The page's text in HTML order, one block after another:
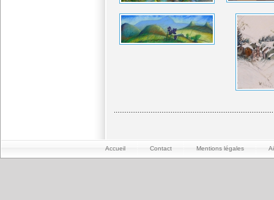
Accueil Contact Mentions légales